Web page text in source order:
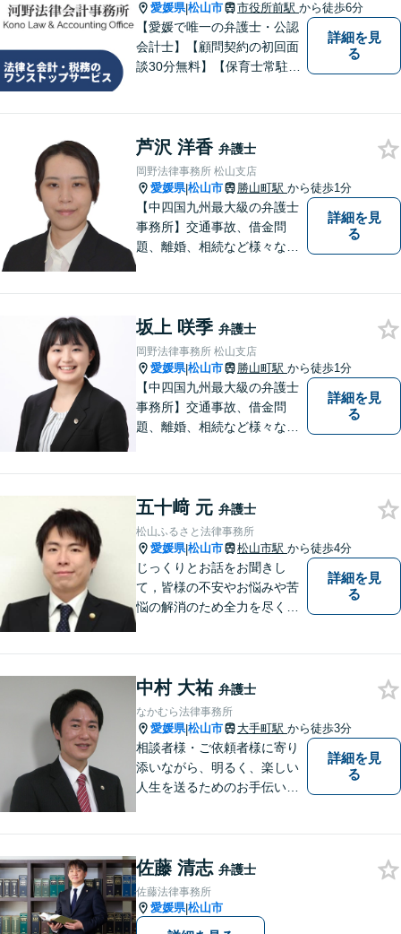
愛媛県|松山市 市役所前駅 から徒歩6分
【愛媛で唯一の弁護士・公認
会計士】【顧問契約の初回面
談30分無料】【保育士常駐】
せください。
詳細を見
る
芦沢 洋香 弁護士
岡野法律事務所 松山支店
愛媛県|松山市 勝山町駅 から徒歩1分
【中四国九州最大級の弁護士
事務所】交通事故、借金問
題、離婚、相続など様々な問
い！
詳細を見
る
坂上 咲季 弁護士
岡野法律事務所 松山支店
愛媛県|松山市 勝山町駅 から徒歩1分
【中四国九州最大級の弁護士
事務所】交通事故、借金問
題、離婚、相続など様々な問
い！
詳細を見
る
五十﨑 元 弁護士
松山ふるさと法律事務所
愛媛県|松山市 松山市駅 から徒歩4分
じっくりとお話をお聞きし
て，皆様の不安やお悩みや苦
悩の解消のため全力を尽くし
詳細を見
る
中村 大祐 弁護士
なかむら法律事務所
愛媛県|松山市 大手町駅 から徒歩3分
相談者様・ご依頼者様に寄り
添いながら、明るく、楽しい
人生を送るためのお手伝いを
詳細を見
る
佐藤 清志 弁護士
佐藤法律事務所
愛媛県|松山市